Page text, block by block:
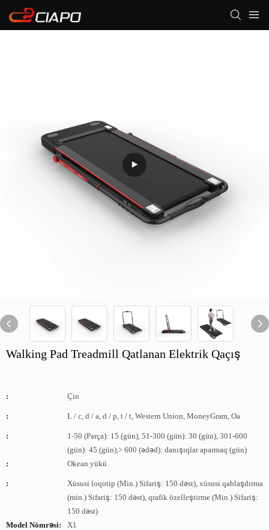
Walking Pad Treadmill Qatlanan Elektrik Qaçış
: Çin
: L / c, d / a, d / p, t / t, Western Union, MoneyGram, Oa
:
1-50 (Parça): 15 (gün), 51-300 (gün): 30 (gün), 301-600
(gün): 45 (gün),> 600 (ədəd): danışıqlar aparmaq (gün)
:
Okean yükü
:
Xüsusi loqotip (Min.) Sifariş: 150 dəst), xüsusi qablaşdırma
(min.) Sifariş: 150 dəst), qrafik özelleştirme (Min.) Sifariş:
150 dəst)
Model Nömrəsi:
X1